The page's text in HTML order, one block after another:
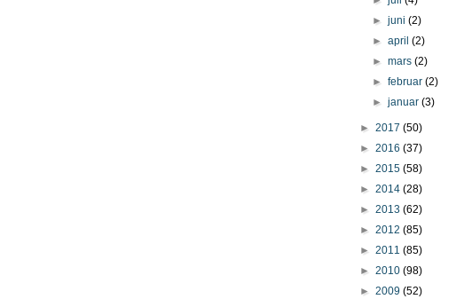
►juni(2)
►april(2)
►mars(2)
►februar(2)
►januar(3)
► 2017 (50)
► 2016 (37)
► 2015 (58)
► 2014 (28)
► 2013 (62)
► 2012 (85)
► 2011 (85)
► 2010 (98)
► 2009 (52)